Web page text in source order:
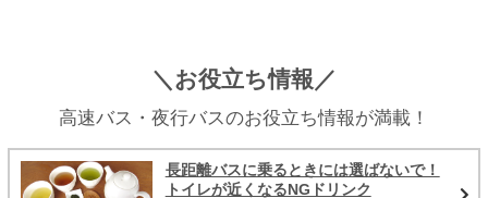
＼お役立ち情報／
高速バス・夜行バスのお役立ち情報が満載！
長距離バスに乗るときには選ばないで！
トイレが近くなるNGドリンク